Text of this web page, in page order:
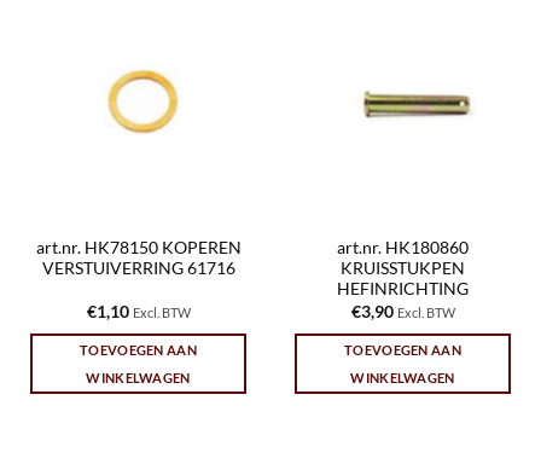
art.nr. HK78150 KOPEREN
VERSTUIVERRING 61716
€1,10 Excl. BTW
TOEVOEGEN AAN
WINKELWAGEN
art.nr. HK180860
KRUISSTUKPEN
HEFINRICHTING
€3,90 Excl. BTW
TOEVOEGEN AAN
WINKELWAGEN